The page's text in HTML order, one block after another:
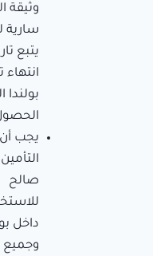
وثيقة
سارية
يتبع
انتهاء
بولندا
يجب
صالح
داخل
وجميع